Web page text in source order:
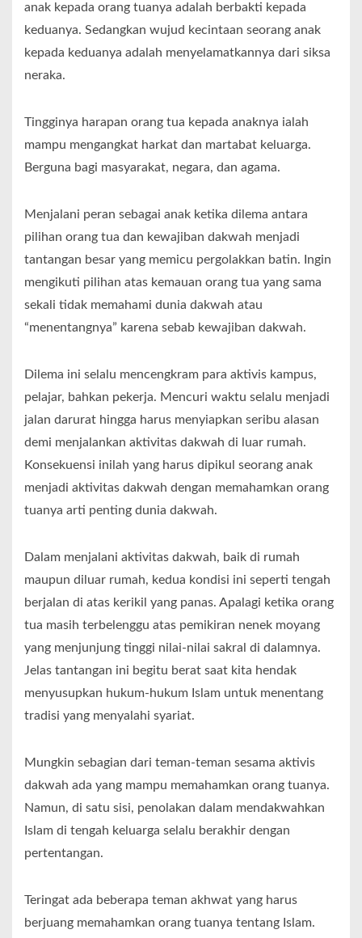
anak kepada orang tuanya adalah berbakti kepada
keduanya. Sedangkan wujud kecintaan seorang anak
kepada keduanya adalah menyelamatkannya dari siksa
neraka.
Tingginya harapan orang tua kepada anaknya ialah
mampu mengangkat harkat dan martabat keluarga.
Berguna bagi masyarakat, negara, dan agama.
Menjalani peran sebagai anak ketika dilema antara
pilihan orang tua dan kewajiban dakwah menjadi
tantangan besar yang memicu pergolakkan batin. Ingin
mengikuti pilihan atas kemauan orang tua yang sama
sekali tidak memahami dunia dakwah atau
“menentangnya” karena sebab kewajiban dakwah.
Dilema ini selalu mencengkram para aktivis kampus,
pelajar, bahkan pekerja. Mencuri waktu selalu menjadi
jalan darurat hingga harus menyiapkan seribu alasan
demi menjalankan aktivitas dakwah di luar rumah.
Konsekuensi inilah yang harus dipikul seorang anak
menjadi aktivitas dakwah dengan memahamkan orang
tuanya arti penting dunia dakwah.
Dalam menjalani aktivitas dakwah, baik di rumah
maupun diluar rumah, kedua kondisi ini seperti tengah
berjalan di atas kerikil yang panas. Apalagi ketika orang
tua masih terbelenggu atas pemikiran nenek moyang
yang menjunjung tinggi nilai-nilai sakral di dalamnya.
Jelas tantangan ini begitu berat saat kita hendak
menyusupkan hukum-hukum Islam untuk menentang
tradisi yang menyalahi syariat.
Mungkin sebagian dari teman-teman sesama aktivis
dakwah ada yang mampu memahamkan orang tuanya.
Namun, di satu sisi, penolakan dalam mendakwahkan
Islam di tengah keluarga selalu berakhir dengan
pertentangan.
Teringat ada beberapa teman akhwat yang harus
berjuang memahamkan orang tuanya tentang Islam.